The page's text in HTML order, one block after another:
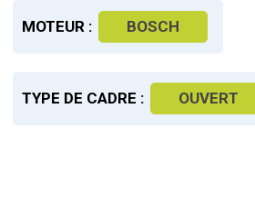
MOTEUR : BOSCH
TYPE DE CADRE : OUVERT